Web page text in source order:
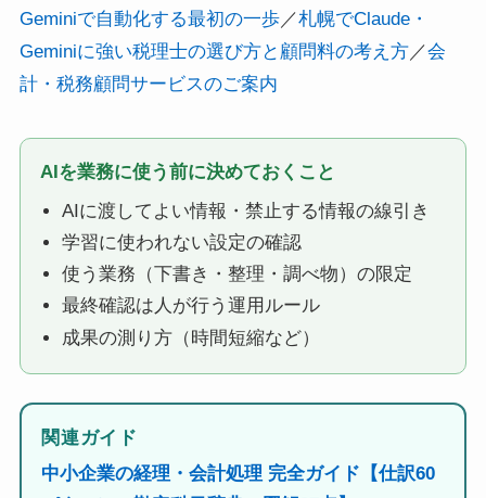
Geminiで自動化する最初の一歩／札幌でClaude・
Geminiに強い税理士の選び方と顧問料の考え方／会
計・税務顧問サービスのご案内
AIを業務に使う前に決めておくこと
AIに渡してよい情報・禁止する情報の線引き
学習に使われない設定の確認
使う業務（下書き・整理・調べ物）の限定
最終確認は人が行う運用ルール
成果の測り方（時間短縮など）
関連ガイド
中小企業の経理・会計処理 完全ガイド【仕訳60